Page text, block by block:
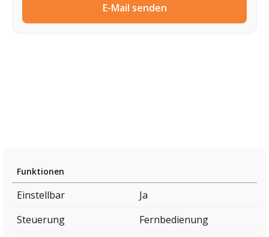
E-Mail senden
Funktionen
Einstellbar
Ja
Steuerung
Fernbedienung